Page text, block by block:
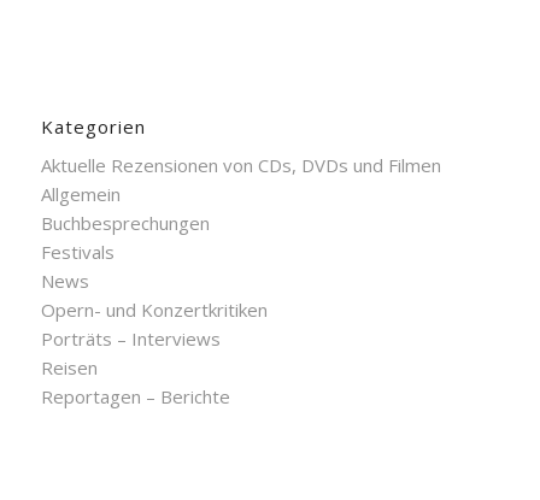
Kategorien
Aktuelle Rezensionen von CDs, DVDs und Filmen
Allgemein
Buchbesprechungen
Festivals
News
Opern- und Konzertkritiken
Porträts – Interviews
Reisen
Reportagen – Berichte